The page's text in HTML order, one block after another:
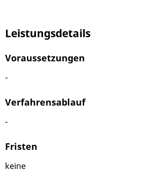
Leistungsdetails
Voraussetzungen
-
Verfahrensablauf
-
Fristen
keine